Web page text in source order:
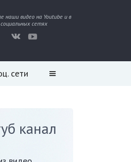
наши видео на Youtube и в
социальных сетях
сети
канал